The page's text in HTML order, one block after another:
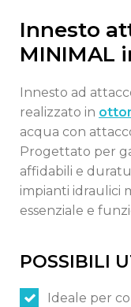
Innesto
MINIMAL
Innesto ad
realizzato in
acqua con
Progettato per
affidabili e
impianti idraulici
essenziale e
POSSIBILI
Ideale per